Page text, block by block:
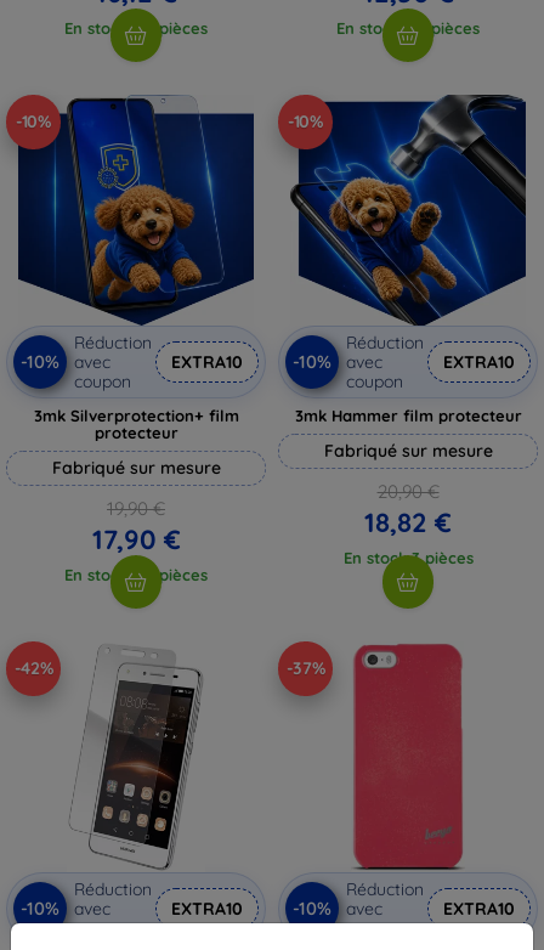
En stock > 5 pièces En stock > 5 pièces
-10%
-10%
Réduction
avec
coupon
EXTRA10
3mk Silverprotection+ film
protecteur
Fabriqué sur mesure
19,90 €
17,90 €
En stock > 5 pièces
-10%
-10%
Réduction
avec
coupon
EXTRA10
3mk Hammer film protecteur
Fabriqué sur mesure
20,90 €
18,82 €
En stock 3 pièces
-42%
-10%
Réduction
avec
coupon
EXTRA10
-37%
-10%
Réduction
avec
coupon
EXTRA10